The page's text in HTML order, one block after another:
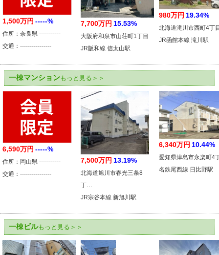
1,500万円 -----%
住所：奈良県 -----------
交通：----------------
7,700万円 15.53%
大阪府和泉市山荘町1丁目
JR阪和線 信太山駅
980万円 19.34%
北海道滝川市西町4丁
JR函館本線 滝川駅
一棟マンションもっと見る＞＞
6,590万円 -----%
住所：岡山県 -----------
交通：----------------
7,500万円 13.19%
北海道旭川市春光三条8
丁…
JR宗谷本線 新旭川駅
6,340万円 10.44%
愛知県津島市永楽町4
名鉄尾西線 日比野駅
一棟ビルもっと見る＞＞